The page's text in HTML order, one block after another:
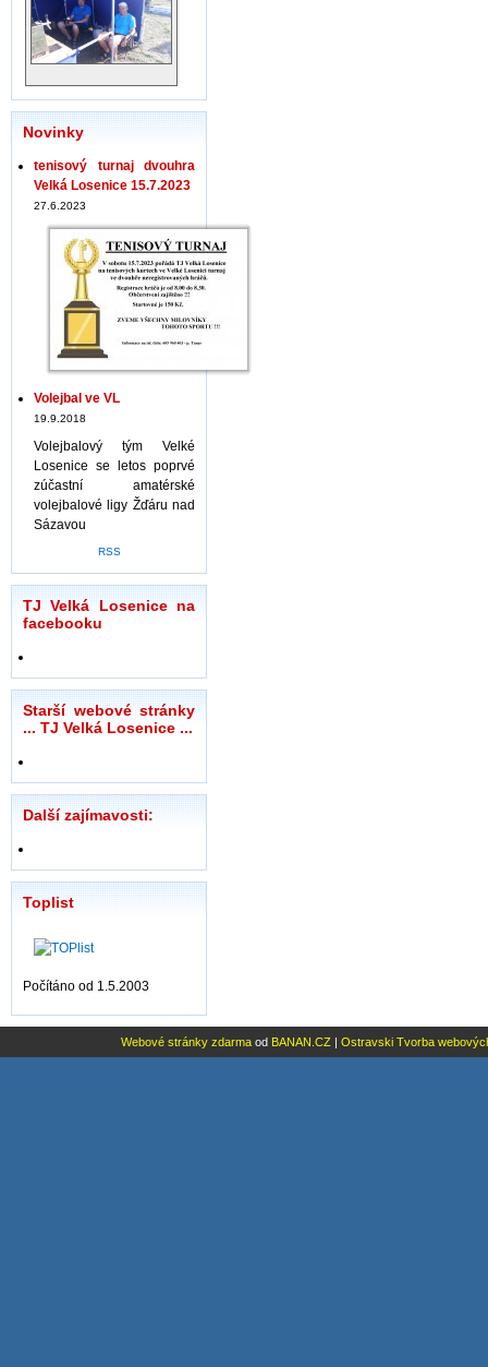
Novinky
tenisový turnaj dvouhra
Velká Losenice 15.7.2023
27.6.2023
Volejbal ve VL
19.9.2018
Volejbalový tým Velké
Losenice se letos poprvé
zúčastní amatérské
volejbalové ligy Žďáru nad
Sázavou
RSS
TJ Velká Losenice na
facebooku
Starší webové stránky
... TJ Velká Losenice ...
Další zajímavosti:
Toplist
Počítáno od 1.5.2003
Webové stránky zdarma od BANAN.CZ | Ostravski Tvorba